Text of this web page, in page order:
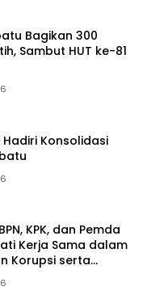
Bagikan 300
Sambut HUT ke-81
Konsolidasi
KPK, dan Pemda
Kerja Sama dalam
Korupsi serta
Daerah